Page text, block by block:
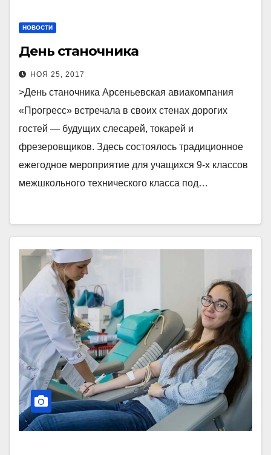
НОВОСТИ
День станочника
НОЯ 25, 2017
>День станочника Арсеньевская авиакомпания
«Прогресс» встречала в своих стенах дорогих
гостей — будущих слесарей, токарей и
фрезеровщиков. Здесь состоялось традиционное
ежегодное мероприятие для учащихся 9-х классов
межшкольного технического класса под…